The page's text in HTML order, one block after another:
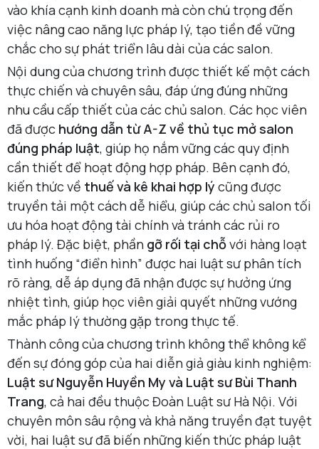
vào khía cạnh kinh doanh mà còn chú trọng đến
việc nâng cao năng lực pháp lý, tạo tiền đề vững
chắc cho sự phát triển lâu dài của các salon.
Nội dung của chương trình được thiết kế một cách
thực chiến và chuyên sâu, đáp ứng đúng những
nhu cầu cấp thiết của các chủ salon. Các học viên
đã được hướng dẫn từ A-Z về thủ tục mở salon
đúng pháp luật, giúp họ nắm vững các quy định
cần thiết để hoạt động hợp pháp. Bên cạnh đó,
kiến thức về thuế và kê khai hợp lý cũng được
truyền tải một cách dễ hiểu, giúp các chủ salon tối
ưu hóa hoạt động tài chính và tránh các rủi ro
pháp lý. Đặc biệt, phần gỡ rối tại chỗvới hàng loạt
tình huống “điển hình” được hai luật sư phân tích
rõ ràng, dễ áp dụng đã nhận được sự hưởng ứng
nhiệt tình, giúp học viên giải quyết những vướng
mắc pháp lý thường gặp trong thực tế.
Thành công của chương trình không thể không kể
đến sự đóng góp của hai diễn giả giàu kinh nghiệm:
Luật sư Nguyễn Huyền My và Luật sư Bùi Thanh
Trang, cả hai đều thuộc Đoàn Luật sư Hà Nội. Với
chuyên môn sâu rộng và khả năng truyền đạt tuyệt
vời, hai luật sư đã biến những kiến thức pháp luật